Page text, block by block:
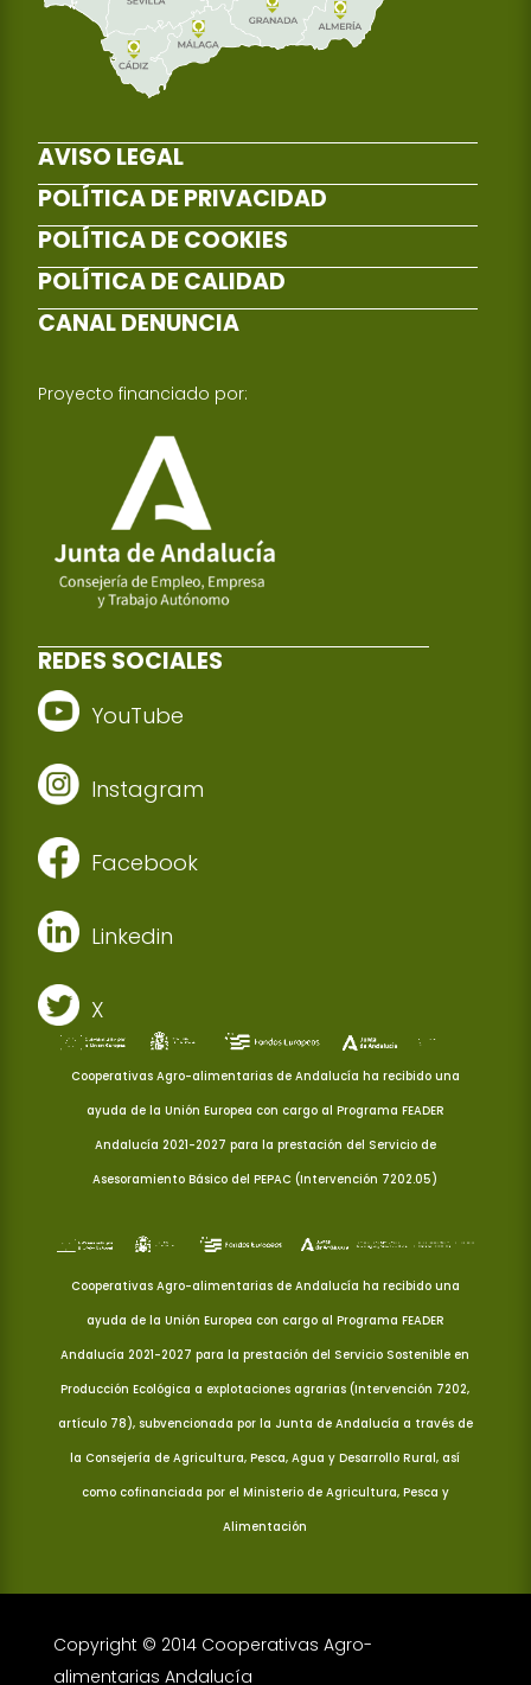
AVISO LEGAL
POLÍTICA DE PRIVACIDAD
POLÍTICA DE COOKIES
POLÍTICA DE CALIDAD
CANAL DENUNCIA
Proyecto financiado por:
REDES SOCIALES
YouTube
Instagram
Facebook
Linkedin
X
Cooperativas Agro-alimentarias de Andalucía ha recibido una
ayuda de la Unión Europea con cargo al Programa FEADER
Andalucía 2021-2027 para la prestación del Servicio de
Asesoramiento Básico del PEPAC (Intervención 7202.05)
Cooperativas Agro-alimentarias de Andalucía ha recibido una
ayuda de la Unión Europea con cargo al Programa FEADER
Andalucía 2021-2027 para la prestación del Servicio Sostenible en
Producción Ecológica a explotaciones agrarias (Intervención 7202,
artículo 78), subvencionada por la Junta de Andalucía a través de
la Consejería de Agricultura, Pesca, Agua y Desarrollo Rural, así
como cofinanciada por el Ministerio de Agricultura, Pesca y
Alimentación
Copyright © 2014 Cooperativas Agro-
alimentarias Andalucía